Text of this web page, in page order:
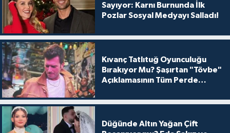
Sayıyor: Karnı Burnunda İlk
Pozlar Sosyal Medyayı Salladı!
Kıvanç Tatlıtuğ Oyunculuğu
Bırakıyor Mu? Şaşırtan "Tövbe"
Açıklamasının Tüm Perde
Düğünde Altın Yağan Çift